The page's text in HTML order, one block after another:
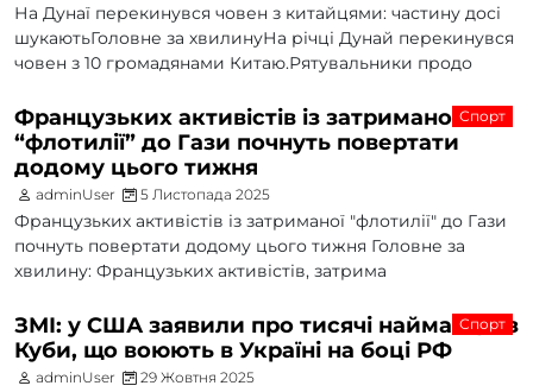
На Дунаї перекинувся човен з китайцями: частину досі
шукаютьГоловне за хвилинуНа річці Дунай перекинувся
човен з 10 громадянами Китаю.Рятувальники продо
Спорт
Французьких активістів із затриманої
“флотилії” до Гази почнуть повертати
додому цього тижня
adminUser 5 Листопада 2025
Французьких активістів із затриманої "флотилії" до Гази
почнуть повертати додому цього тижня Головне за
хвилину: Французьких активістів, затрима
Спорт
ЗМІ: у США заявили про тисячі найманців з
Куби, що воюють в Україні на боці РФ
adminUser 29 Жовтня 2025